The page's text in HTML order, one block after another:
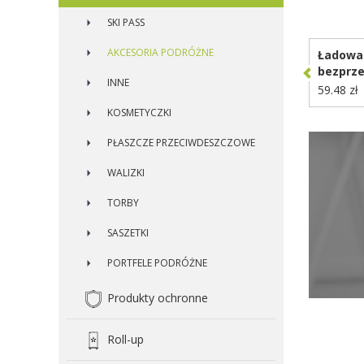
SKI PASS
AKCESORIA PODRÓŻNE
INNE
KOSMETYCZKI
PŁASZCZE PRZECIWDESZCZOWE
WALIZKI
TORBY
SASZETKI
PORTFELE PODRÓŻNE
Produkty ochronne
Roll-up
RABS,
59.48 zł